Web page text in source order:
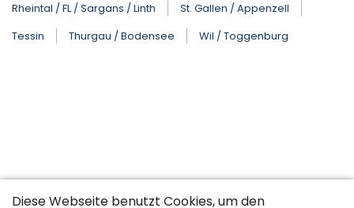
Rheintal / FL / Sargans / Linth
St. Gallen / Appenzell
Tessin
Thurgau / Bodensee Wil / Toggenburg
Diese Webseite benutzt Cookies, um den